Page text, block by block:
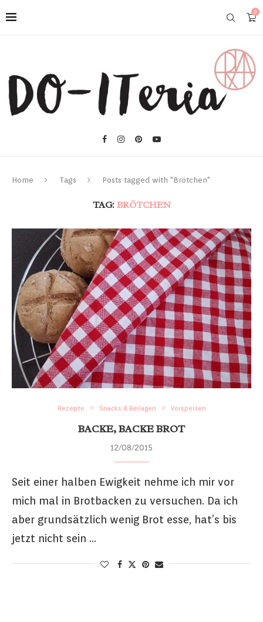
0
Home Tags Posts tagged with "Brötchen"
TAG: BRÖTCHEN
Rezepte Snacks & Beilagen Vorspeisen
BACKE, BACKE BROT
12/08/2015
Seit einer halben Ewigkeit nehme ich mir vor
mich mal in Brotbacken zu versuchen. Da ich
aber grundsätzlich wenig Brot esse, hat’s bis
jetzt nicht sein …